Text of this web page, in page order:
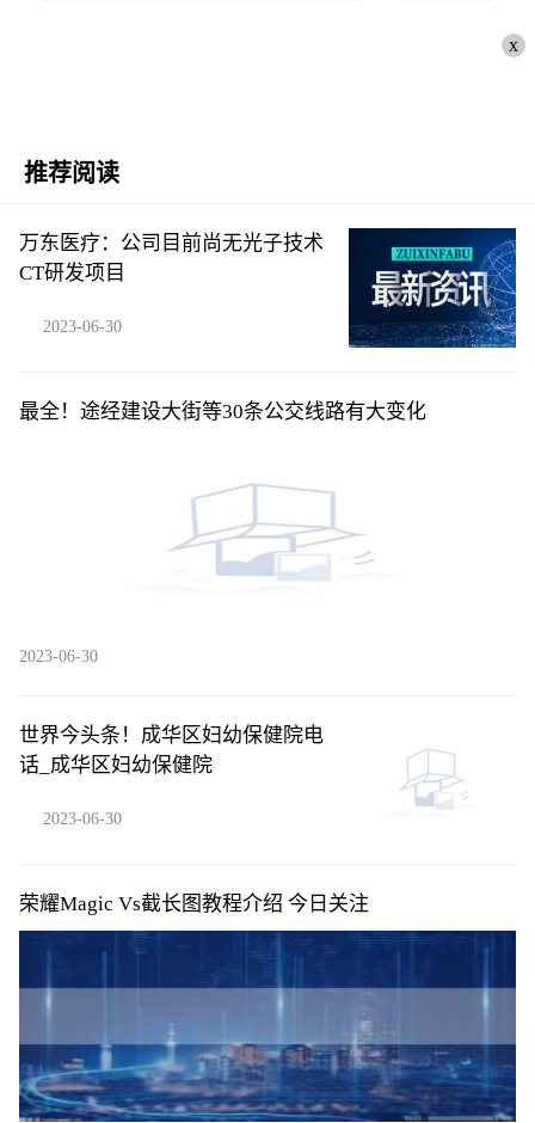
x
推荐阅读
万东医疗：公司目前尚无光子技术
CT研发项目
2023-06-30
最全！途经建设大街等30条公交线路有大变化
2023-06-30
世界今头条！成华区妇幼保健院电
话_成华区妇幼保健院
2023-06-30
荣耀Magic Vs截长图教程介绍 今日关注